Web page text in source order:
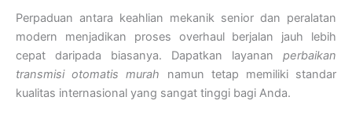
Perpaduan antara keahlian mekanik senior dan peralatan
modern menjadikan proses overhaul berjalan jauh lebih
cepat daripada biasanya. Dapatkan layanan perbaikan
transmisi otomatis murah namun tetap memiliki standar
kualitas internasional yang sangat tinggi bagi Anda.